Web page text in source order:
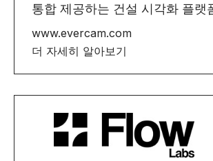
통합 제공하는 건설 시각화 플랫
www.evercam.com
더 자세히 알아보기